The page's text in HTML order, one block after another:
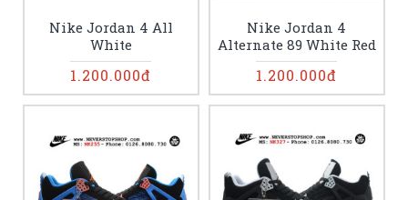
Nike Jordan 4 All
White
1.200.000đ
Nike Jordan 4
Alternate 89 White Red
1.200.000đ